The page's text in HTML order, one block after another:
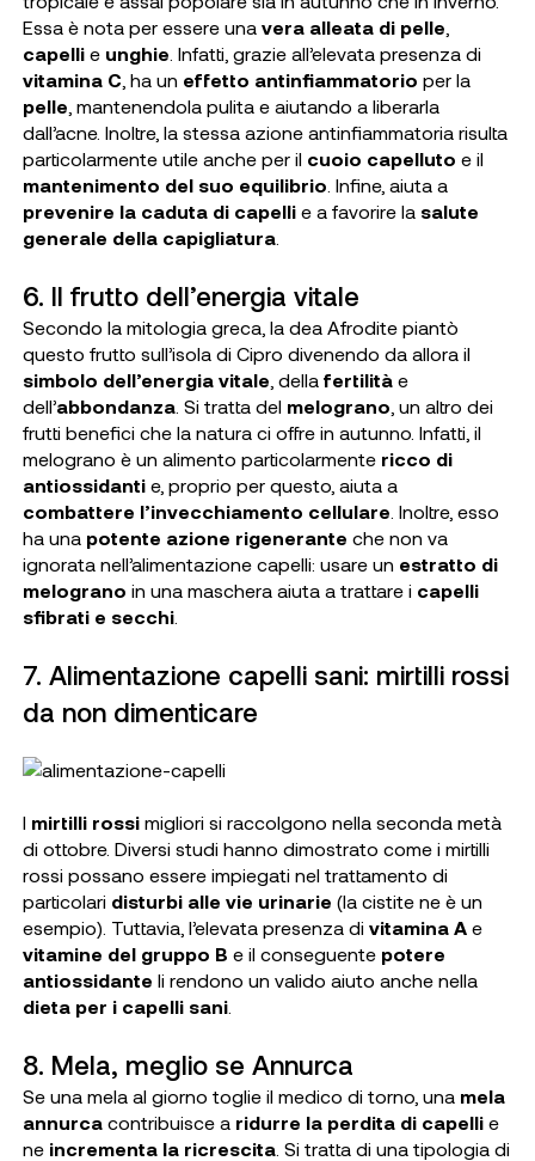
Essa è nota per essere una vera alleata di pelle
capellie unghie . Infatti, grazie all’elevata presenza di
vitamina C , ha un effetto antinfiammatorio per la
pelle , mantenendola pulita e aiutando a liberarla
dall’acne. Inoltre, la stessa azione antinfiammatoria risulta
particolarmente utile anche per il cuoio capelluto e il
mantenimento del suo equilibrio . Infine, aiuta a
prevenire la caduta di capellie a favorire la salute
generale della capigliatura.
6. Il frutto dell’energia vitale
Secondo la mitologia greca, la dea Afrodite piantò
questo frutto sull’isola di Cipro divenendo da allora il
simbolo dell’energia vitale , della fertilitàe
dell’abbondanza. Si tratta del melograno , un altro dei
frutti benefici che la natura ci offre in autunno. Infatti, il
melograno è un alimento particolarmente ricco di
antiossidantie, proprio per questo, aiuta a
combattere l’invecchiamento cellulare . Inoltre, esso
ha una potente azione rigenerante che non va
ignorata nell’alimentazione capelli: usare un estratto di
melograno in una maschera aiuta a trattare i capelli
sfibrati e secchi.
7. Alimentazione capelli sani: mirtilli rossi
da non dimenticare
I mirtilli rossimigliori si raccolgono nella seconda metà
di ottobre. Diversi studi hanno dimostrato come i mirtilli
rossi possano essere impiegati nel trattamento di
particolari disturbi alle vie urinarie (la cistite ne è un
esempio). Tuttavia, l’elevata presenza di vitamina Ae
vitamine del gruppo B e il conseguentepotere
antiossidante li rendono un valido aiuto anche nella
dieta per i capelli sani.
8. Mela, meglio se Annurca
Se una mela al giorno toglie il medico di torno, una mela
annurcacontribuisce a ridurre la perdita di capellie
ne incrementa la ricrescita. Si tratta di una tipologia di